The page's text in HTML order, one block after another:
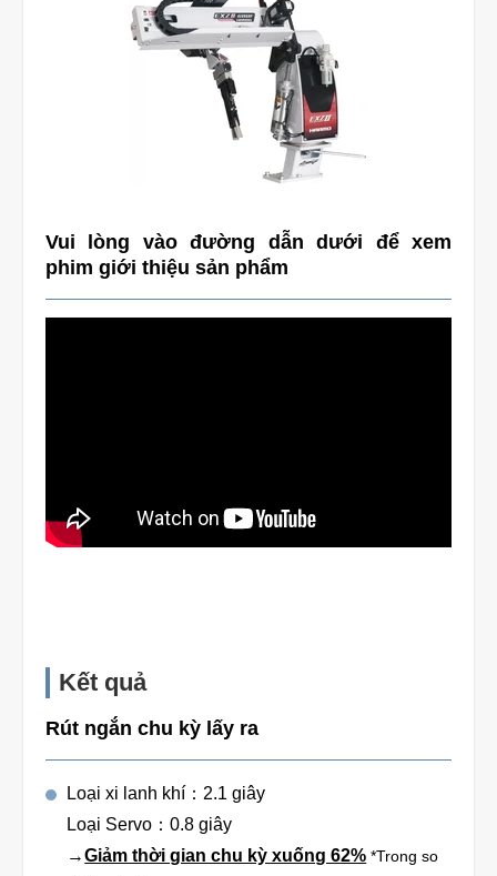
Vui lòng vào đường dẫn dưới để xem
phim giới thiệu sản phẩm
Kết quả
Rút ngắn chu kỳ lấy ra
Loại xi lanh khí：2.1 giây
Loại Servo：0.8 giây
→Giảm thời gian chu kỳ xuống 62% *Trong so